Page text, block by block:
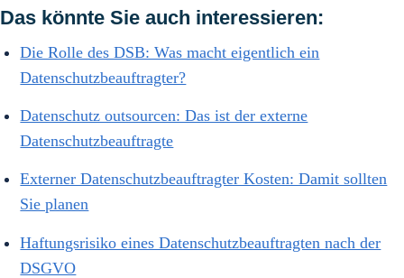
Das könnte Sie auch interessieren:
Die Rolle des DSB: Was macht eigentlich ein
Datenschutzbeauftragter?
Datenschutz outsourcen: Das ist der externe
Datenschutzbeauftragte
Externer Datenschutzbeauftragter Kosten: Damit sollten
Sie planen
Haftungsrisiko eines Datenschutzbeauftragten nach der
DSGVO